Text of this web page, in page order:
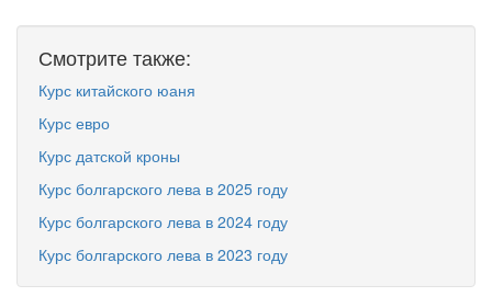
Смотрите также:
Курс китайского юаня
Курс евро
Курс датской кроны
Курс болгарского лева в 2025 году
Курс болгарского лева в 2024 году
Курс болгарского лева в 2023 году